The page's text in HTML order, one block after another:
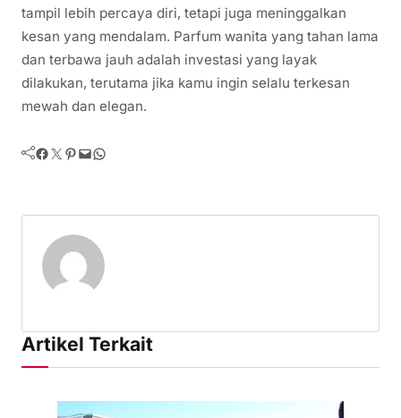
tampil lebih percaya diri, tetapi juga meninggalkan
kesan yang mendalam. Parfum wanita yang tahan lama
dan terbawa jauh adalah investasi yang layak
dilakukan, terutama jika kamu ingin selalu terkesan
mewah dan elegan.
Facebook Twitter Pinterest Mail WhatsApp
Artikel Terkait